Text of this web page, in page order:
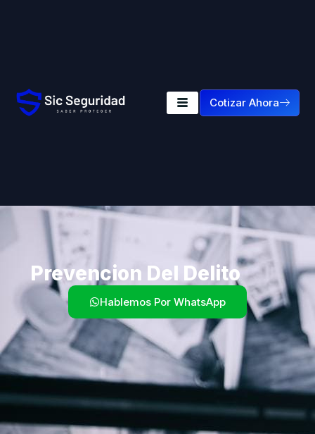
Cotizar Ahora
Prevencion Del Delito
Hablemos Por WhatsApp